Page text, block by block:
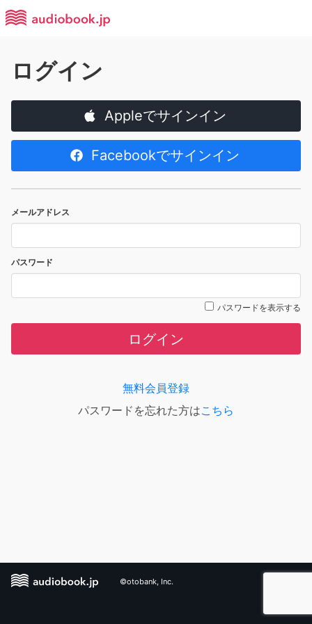
ログイン
Appleでサインイン
Facebookでサインイン
メールアドレス
パスワード
パスワードを表示する
ログイン
無料会員登録
パスワードを忘れた方はこちら
©otobank, Inc.